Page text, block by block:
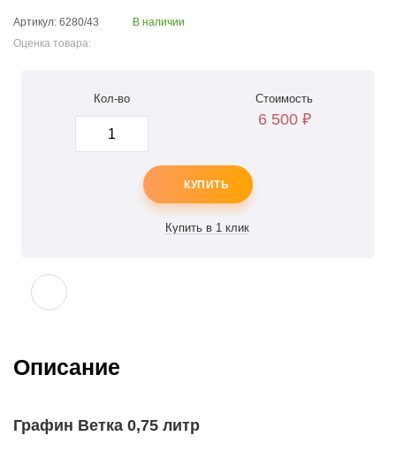
Артикул: 6280/43
В наличии
Оценка товара:
Кол-во Стоимость
6 500 ₽
КУПИТЬ
Описание
Графин Ветка 0,75 литр